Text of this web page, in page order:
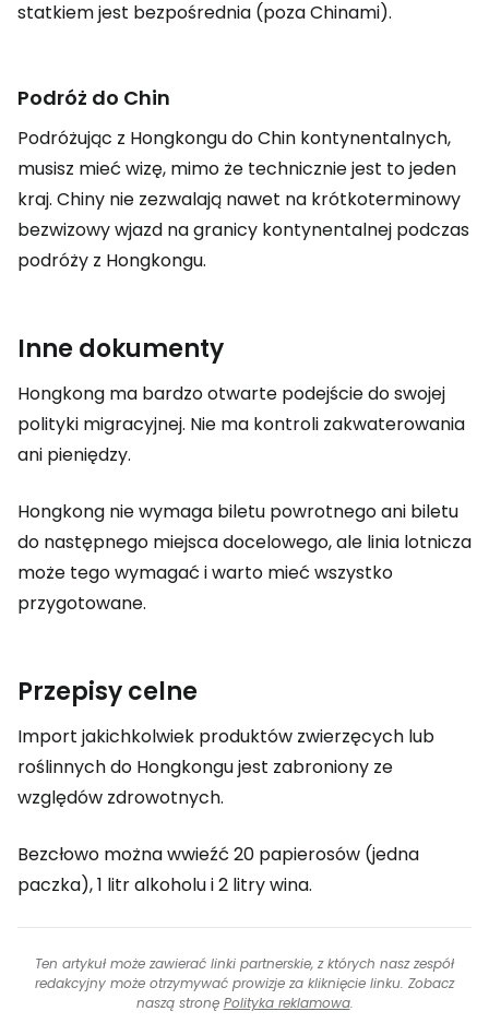
statkiem jest bezpośrednia (poza Chinami).
Podróż do Chin
Podróżując z Hongkongu do Chin kontynentalnych,
musisz mieć wizę, mimo że technicznie jest to jeden
kraj. Chiny nie zezwalają nawet na krótkoterminowy
bezwizowy wjazd na granicy kontynentalnej podczas
podróży z Hongkongu.
Inne dokumenty
Hongkong ma bardzo otwarte podejście do swojej
polityki migracyjnej. Nie ma kontroli zakwaterowania
ani pieniędzy.
Hongkong nie wymaga biletu powrotnego ani biletu
do następnego miejsca docelowego, ale linia lotnicza
może tego wymagać i warto mieć wszystko
przygotowane.
Przepisy celne
Import jakichkolwiek produktów zwierzęcych lub
roślinnych do Hongkongu jest zabroniony ze
względów zdrowotnych.
Bezcłowo można wwieźć 20 papierosów (jedna
paczka), 1 litr alkoholu i 2 litry wina.
Ten artykuł może zawierać linki partnerskie, z których nasz zespół
redakcyjny może otrzymywać prowizje za kliknięcie linku. Zobacz
naszą stronę Polityka reklamowa.